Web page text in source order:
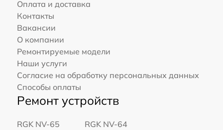
Оплата и доставка
Контакты
Вакансии
О компании
Ремонтируемые модели
Наши услуги
Согласие на обработку персональных данных
Способы оплаты
Ремонт устройств
RGK NV-65
RGK NV-64